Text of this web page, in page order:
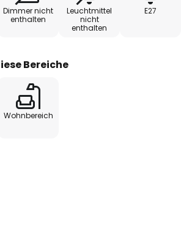
Dimmer nicht
enthalten
Leuchtmittel
nicht
enthalten
E27
Bereiche
Wohnbereich